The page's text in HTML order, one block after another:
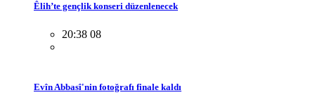
Êlih’te gençlik konseri düzenlenecek
20:38 08
Evîn Abbasî'nin fotoğrafı finale kaldı